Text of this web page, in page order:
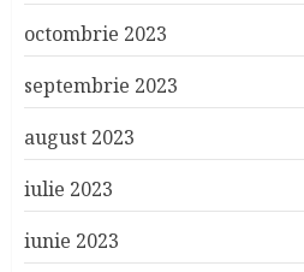
octombrie 2023
septembrie 2023
august 2023
iulie 2023
iunie 2023